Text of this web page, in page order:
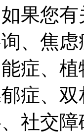
如果您
、焦
症、
症、
社交